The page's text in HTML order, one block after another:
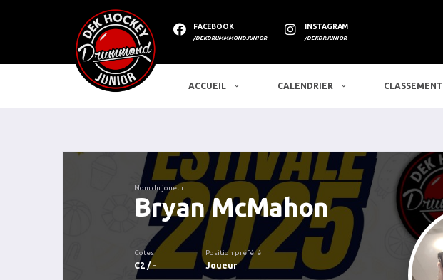
FACEBOOK
/DEKDRUMMMONDJUNIOR
INSTAGRAM
/DEKDRJUNIOR
ACCUEIL CALENDRIER CLASSEMENT
Nom du joueur
Bryan McMahon
Cotes
C2 / -
Position préféré
Joueur